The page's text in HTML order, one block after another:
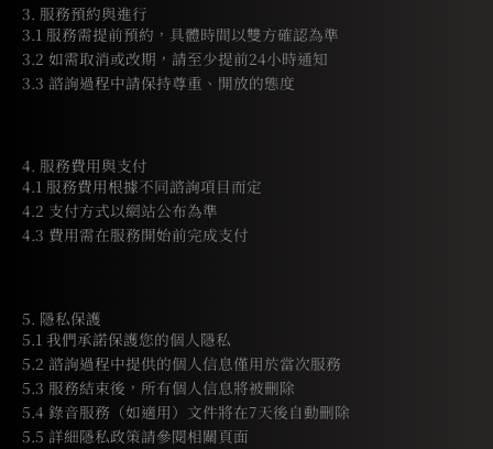
3. 服務預約與進行
3.1 服務需提前預約，具體時間以雙方確認為準
3.2 如需取消或改期，請至少提前24小時通知
3.3 諮詢過程中請保持尊重、開放的態度
4. 服務費用與支付
4.1 服務費用根據不同諮詢項目而定
4.2 支付方式以網站公布為準
4.3 費用需在服務開始前完成支付
5. 隱私保護
5.1 我們承諾保護您的個人隱私
5.2 諮詢過程中提供的個人信息僅用於當次服務
5.3 服務結束後，所有個人信息將被刪除
5.4 錄音服務（如適用）文件將在7天後自動刪除
5.5 詳細隱私政策請參閱相關頁面